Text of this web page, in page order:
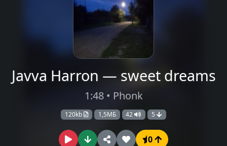
Javva Harron — sweet dreams
1:48 • Phonk
120kb 1,5МБ 42 5
0